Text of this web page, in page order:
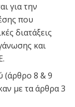
για την
που
διατάξεις
και
(άρθρο 8 & 9
με τα άρθρα 3